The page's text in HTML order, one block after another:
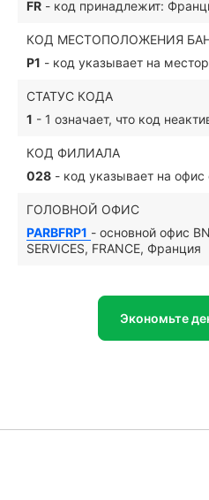
FR - код принадлежит:
КОД МЕСТОПОЛОЖЕНИЯ
P1 - код указывает на
СТАТУС КОДА
1 - 1 означает, что код
КОД ФИЛИАЛА
028 - код указывает на офис
ГОЛОВНОЙ ОФИС
PARBFRP1 - основной офис
SERVICES, FRANCE, Франция
Экономьте